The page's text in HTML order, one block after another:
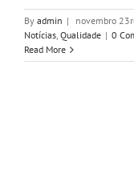
By admin | novembro
Notícias, Qualidade | 0
Read More